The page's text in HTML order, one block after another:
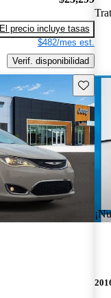
El precio incluye tasas
$482/mes est.
Verif. disponibilidad
Guarda